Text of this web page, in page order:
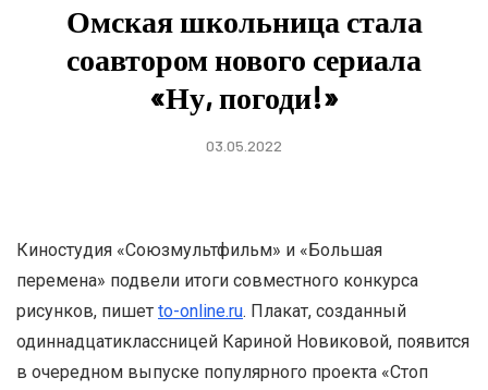
Омская школьница стала
соавтором нового сериала
«Ну, погоди!»
03.05.2022
Киностудия «Союзмультфильм» и «Большая
перемена» подвели итоги совместного конкурса
рисунков, пишет to-online.ru. Плакат, созданный
одиннадцатиклассницей Кариной Новиковой, появится
в очередном выпуске популярного проекта «Стоп